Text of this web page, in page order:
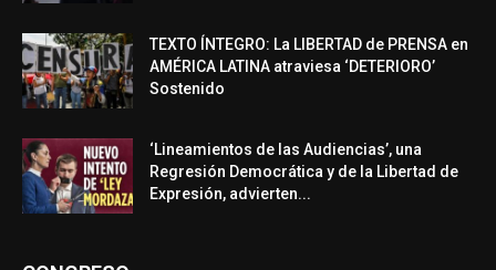
TEXTO ÍNTEGRO: La LIBERTAD de PRENSA en
AMÉRICA LATINA atraviesa ‘DETERIORO’
Sostenido
‘Lineamientos de las Audiencias’, una
Regresión Democrática y de la Libertad de
Expresión, advierten...